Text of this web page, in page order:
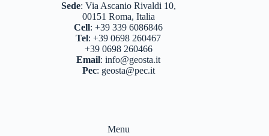
Sede: Via Ascanio Rivaldi 10,
00151 Roma, Italia
Cell:+39 339 6086846
Tel:+39 0698 260467
+39 0698 260466
Email:info@geosta.it
Pec: geosta@pec.it
Menu